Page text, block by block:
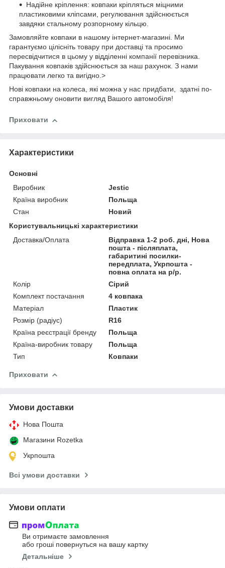
Надійне кріплення: ковпаки кріпляться міцними
пластиковими кліпсами, регулювання здійснюється
завдяки стальному розпорному кільцю.
Замовляйте ковпаки в нашому інтернет-магазині. Ми
гарантуємо цілісніть товару при доставці та просимо
пересвідчитися в цьому у відділенні компанії перевізника.
Пакування ковпаків здійснюється за наш рахунок. З нами
працювати легко та вигідно.>
Нові ковпаки на колеса, які можна у нас придбати, здатні по-
справжньому оновити вигляд Вашого автомобіля!
Приховати
Характеристики
Основні
Виробник
Jestic
Країна виробник
Польща
Стан
Новий
Користувальницькі характеристики
Доставка/Оплата
Відправка 1-2 роб. дні, Нова
пошта - післяплата,
габаритині посилки-
передплата, Укрпошта -
повна оплата на р/р.
Колір
Сірий
Комплект постачання
4 ковпака
Матеріал
Пластик
Розмір (радіус)
R16
Країна реєстрації бренду
Польща
Країна-виробник товару
Польща
Тип
Ковпаки
Приховати
Умови доставки
Нова Пошта
Магазини Rozetka
Укрпошта
Всі умови доставки
Умови оплати
Ви отримаєте замовлення
або гроші повернуться на вашу картку
Детальніше